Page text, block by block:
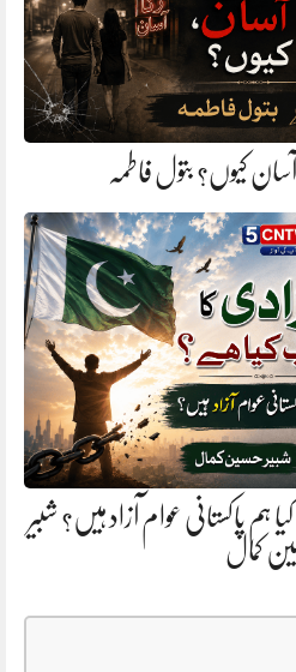
کیوں؟ بتول فاطمہ
پاکستانی عوام آزاد ہیں؟ شبیر
کمال